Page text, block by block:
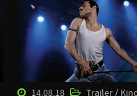
14.08.18 Trailer /